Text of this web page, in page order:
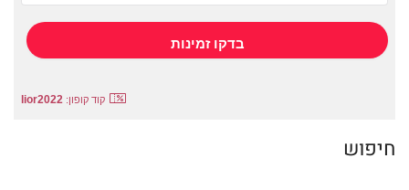
קוד קופון: lior2022
חיפוש